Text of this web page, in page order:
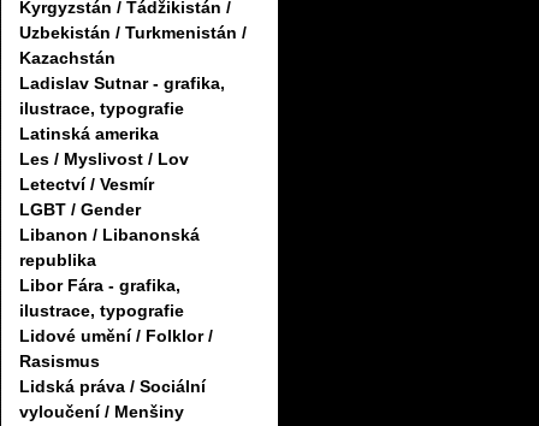
Kyrgyzstán / Tádžikistán /
Uzbekistán / Turkmenistán /
Kazachstán
Ladislav Sutnar - grafika,
ilustrace, typografie
Latinská amerika
Les / Myslivost / Lov
Letectví / Vesmír
LGBT / Gender
Libanon / Libanonská
republika
Libor Fára - grafika,
ilustrace, typografie
Lidové umění / Folklor /
Rasismus
Lidská práva / Sociální
vyloučení / Menšiny